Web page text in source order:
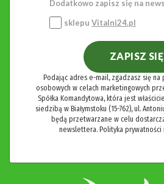
Dodatkowo zapisz się na
sklepu Vitalni24.pl
ZAPISZ SIĘ
Podając adres e-mail, zgadzasz się
osobowych w celach marketingowych
Spółka Komandytowa, która jest
siedzibą w Białymstoku (15-762), ul.
będą przetwarzane w celu
newslettera. Polityka